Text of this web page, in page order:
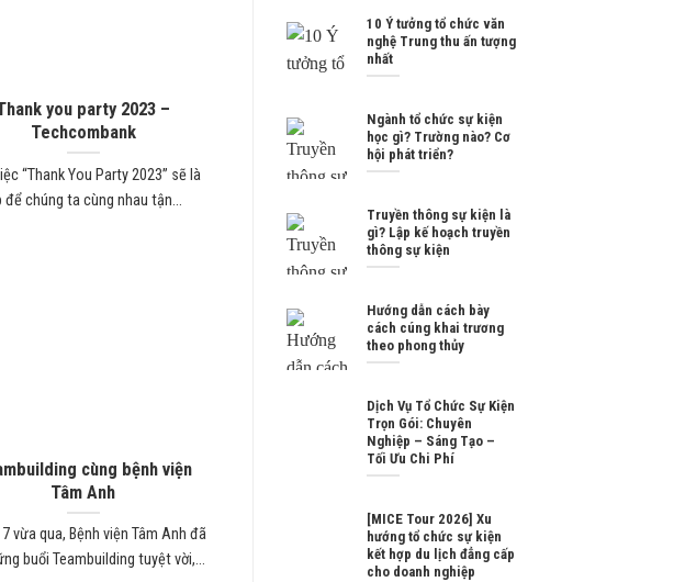
you party 2023 –
Techcombank
“Thank You Party 2023” sẽ là
để chúng ta cùng nhau tận...
cùng bệnh viện
Tâm Anh
vừa qua, Bệnh viện Tâm Anh đã
buổi Teambuilding tuyệt vời,...
10 Ý tưởng tổ chức văn
nghệ Trung thu ấn tượng
nhất
Ngành tổ chức sự kiện
học gì? Trường nào? Cơ
hội phát triển?
Truyền thông sự kiện là
gì? Lập kế hoạch truyền
thông sự kiện
Hướng dẫn cách bày
cách cúng khai trương
theo phong thủy
Dịch Vụ Tổ Chức Sự Kiện
Trọn Gói: Chuyên
Nghiệp – Sáng Tạo –
Tối Ưu Chi Phí
[MICE Tour 2026] Xu
hướng tổ chức sự kiện
kết hợp du lịch đẳng cấp
cho doanh nghiệp